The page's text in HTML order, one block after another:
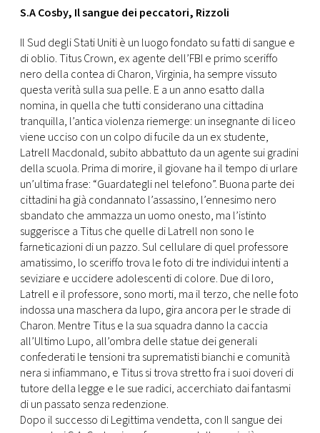
S.A Cosby, Il sangue dei peccatori, Rizzoli
Il Sud degli Stati Uniti è un luogo fondato su fatti di sangue e
di oblio. Titus Crown, ex agente dell’FBI e primo sceriffo
nero della contea di Charon, Virginia, ha sempre vissuto
questa verità sulla sua pelle. E a un anno esatto dalla
nomina, in quella che tutti considerano una cittadina
tranquilla, l’antica violenza riemerge: un insegnante di liceo
viene ucciso con un colpo di fucile da un ex studente,
Latrell Macdonald, subito abbattuto da un agente sui gradini
della scuola. Prima di morire, il giovane ha il tempo di urlare
un’ultima frase: “Guardategli nel telefono”. Buona parte dei
cittadini ha già condannato l’assassino, l’ennesimo nero
sbandato che ammazza un uomo onesto, ma l’istinto
suggerisce a Titus che quelle di Latrell non sono le
farneticazioni di un pazzo. Sul cellulare di quel professore
amatissimo, lo sceriffo trova le foto di tre individui intenti a
seviziare e uccidere adolescenti di colore. Due di loro,
Latrell e il professore, sono morti, ma il terzo, che nelle foto
indossa una maschera da lupo, gira ancora per le strade di
Charon. Mentre Titus e la sua squadra danno la caccia
all’Ultimo Lupo, all’ombra delle statue dei generali
confederati le tensioni tra suprematisti bianchi e comunità
nera si infiammano, e Titus si trova stretto fra i suoi doveri di
tutore della legge e le sue radici, accerchiato dai fantasmi
di un passato senza redenzione.
Dopo il successo di Legittima vendetta, con Il sangue dei